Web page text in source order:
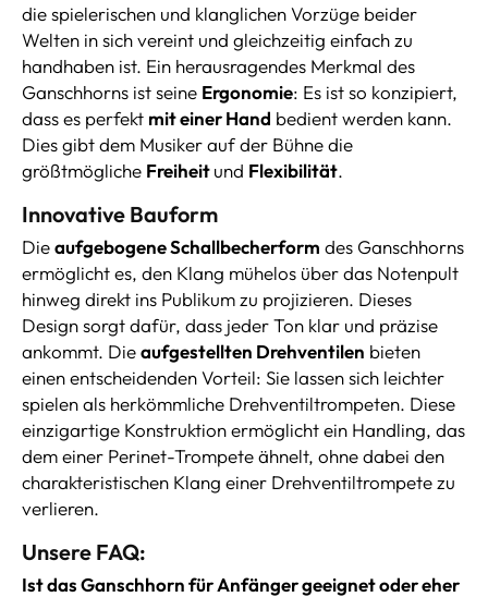
die spielerischen und klanglichen Vorzüge beider
Welten in sich vereint und gleichzeitig einfach zu
handhaben ist. Ein herausragendes Merkmal des
Ganschhorns ist seine Ergonomie: Es ist so konzipiert,
dass es perfekt mit einer Hand bedient werden kann.
Dies gibt dem Musiker auf der Bühne die
größtmögliche Freiheitund Flexibilität.
Innovative Bauform
Dieaufgebogene Schallbecherform des Ganschhorns
ermöglicht es, den Klang mühelos über das Notenpult
hinweg direkt ins Publikum zu projizieren. Dieses
Design sorgt dafür, dass jeder Ton klar und präzise
ankommt. Dieaufgestellten Drehventilen bieten
einen entscheidenden Vorteil: Sie lassen sich leichter
spielen als herkömmliche Drehventiltrompeten. Diese
einzigartige Konstruktion ermöglicht ein Handling, das
dem einer Perinet-Trompete ähnelt, ohne dabei den
charakteristischen Klang einer Drehventiltrompete zu
verlieren.
Unsere FAQ:
Ist das Ganschhorn für Anfänger geeignet oder eher